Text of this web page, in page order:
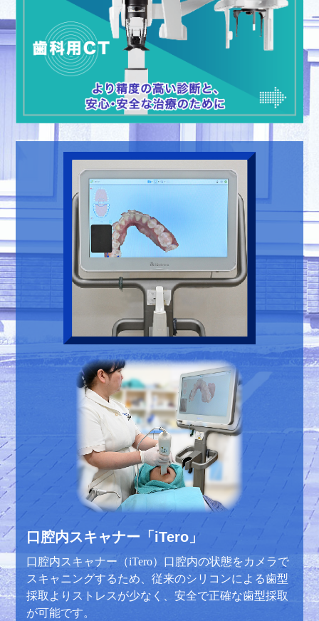
口腔内スキャナー「iTero」
口腔内スキャナー（iTero）口腔内の状態をカメラで
スキャニングするため、従来のシリコンによる歯型
採取よりストレスが少なく、安全で正確な歯型採取
が可能です。